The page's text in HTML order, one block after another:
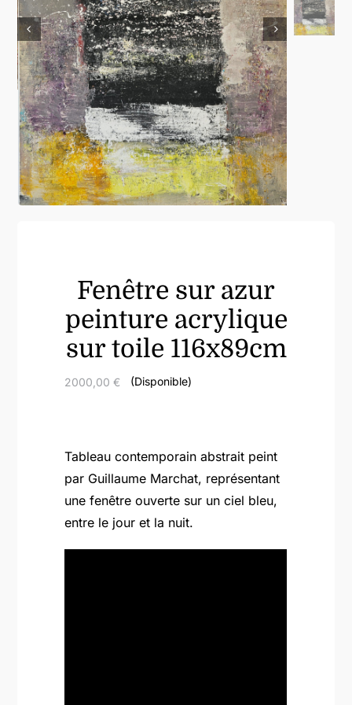
Fenêtre sur azur
peinture acrylique
sur toile 116x89cm
2000,00 € (Disponible)
Tableau contemporain abstrait peint
par Guillaume Marchat, représentant
une fenêtre ouverte sur un ciel bleu,
entre le jour et la nuit.